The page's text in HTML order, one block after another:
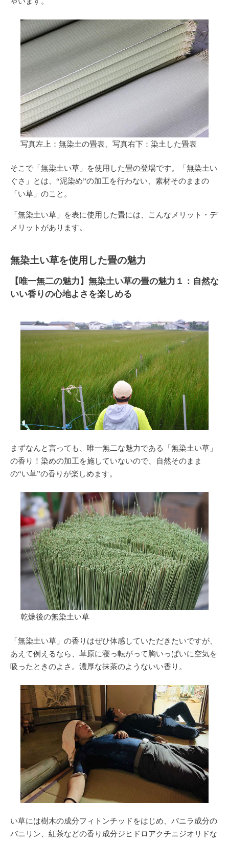
写真左上：無染土の畳表、写真右下：染土した畳表
そこで「無染土い草」を使用した畳の登場です。「無染土い
ぐさ」とは、“泥染め”の加工を行わない、素材そのままの
「い草」のこと。
「無染土い草」を表に使用した畳には、こんなメリット・デ
メリットがあります。
無染土い草を使用した畳の魅力
【唯一無二の魅力】無染土い草の畳の魅力１：自然な
いい香りの心地よさを楽しめる
まずなんと言っても、唯一無二な魅力である「無染土い草」
の香り！染めの加工を施していないので、自然そのまま
の“い草”の香りが楽しめます。
乾燥後の無染土い草
「無染土い草」の香りはぜひ体感していただきたいですが、
あえて例えるなら、草原に寝っ転がって胸いっぱいに空気を
吸ったときのよさ。濃厚な抹茶のようないい香り。
い草には樹木の成分フィトンチッドをはじめ、バニラ成分の
バニリン、紅茶などの香り成分ジヒドロアクチニジオリドな